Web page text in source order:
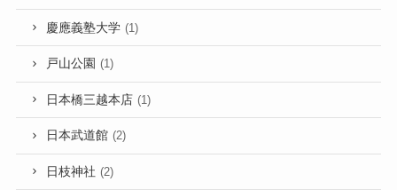
慶應義塾大学 (1)
戸山公園 (1)
日本橋三越本店 (1)
日本武道館 (2)
日枝神社 (2)